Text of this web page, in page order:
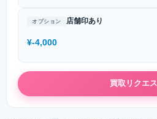
オプション 店舗印あり
¥-4,000
買取リクエ